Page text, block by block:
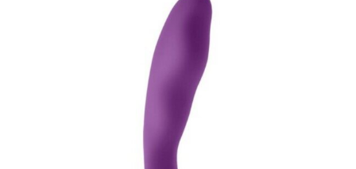
Ingrese su nombre de usuario y contraseña para iniciar sesión.
Iniciar Sesión